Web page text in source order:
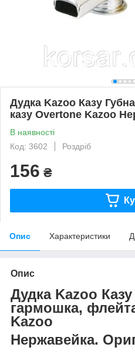
Дудка Kazoo Казу
казу Overtone Kazoо
В наявності
Код: 3602
Роздріб
156 ₴
Опис Характеристики
Опис
Дудка Kazoo
гармошка,
Kazoo
Нержавейка.